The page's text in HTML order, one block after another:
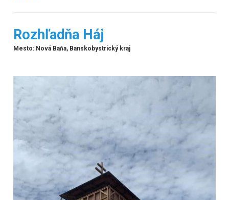
Rozhľadňa Háj
Mesto: Nová Baňa, Banskobystrický kraj